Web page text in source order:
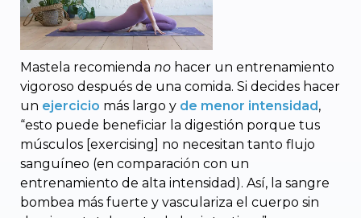
Mastela recomienda no hacer un entrenamiento
vigoroso después de una comida. Si decides hacer
un ejercicio más largo y de menor intensidad ,
“esto puede beneficiar la digestión porque tus
músculos [exercising] no necesitan tanto flujo
sanguíneo (en comparación con un
entrenamiento de alta intensidad). Así, la sangre
bombea más fuerte y vasculariza el cuerpo sin